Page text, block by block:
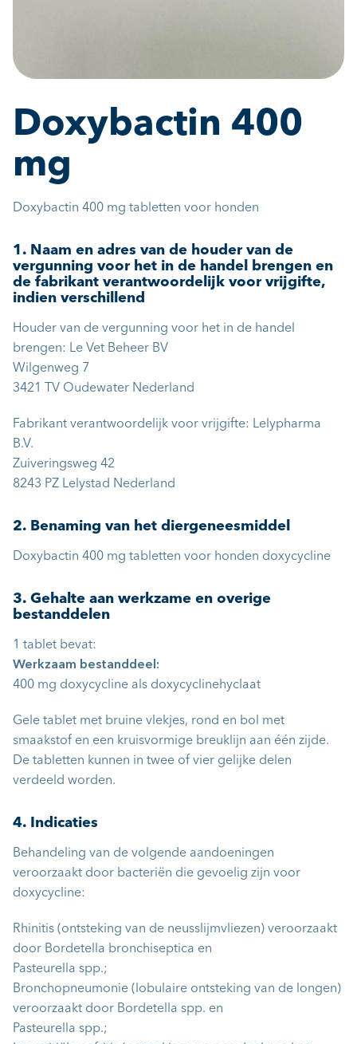
Doxybactin 400
mg
Doxybactin 400 mg tabletten voor honden
1. Naam en adres van de houder van de
vergunning voor het in de handel brengen en
de fabrikant verantwoordelijk voor vrijgifte,
indien verschillend
Houder van de vergunning voor het in de handel
brengen: Le Vet Beheer BV
Wilgenweg 7
3421 TV Oudewater Nederland
Fabrikant verantwoordelijk voor vrijgifte: Lelypharma
B.V.
Zuiveringsweg 42
8243 PZ Lelystad Nederland
2. Benaming van het diergeneesmiddel
Doxybactin 400 mg tabletten voor honden doxycycline
3. Gehalte aan werkzame en overige
bestanddelen
1 tablet bevat:
Werkzaam bestanddeel:
400 mg doxycycline als doxycyclinehyclaat
Gele tablet met bruine vlekjes, rond en bol met
smaakstof en een kruisvormige breuklijn aan één zijde.
De tabletten kunnen in twee of vier gelijke delen
verdeeld worden.
4. Indicaties
Behandeling van de volgende aandoeningen
veroorzaakt door bacteriën die gevoelig zijn voor
doxycycline:
Rhinitis (ontsteking van de neusslijmvliezen) veroorzaakt
door Bordetella bronchiseptica en
Pasteurella spp.;
Bronchopneumonie (lobulaire ontsteking van de longen)
veroorzaakt door Bordetella spp. en
Pasteurella spp.;